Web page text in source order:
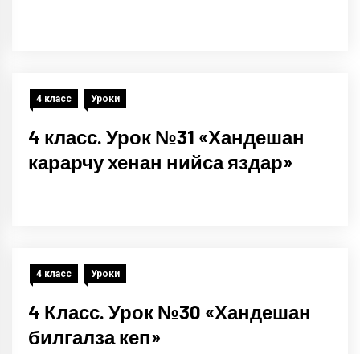
4 класс Уроки
4 класс. Урок №31 «Хандешан
карарчу хенан нийса яздар»
4 класс Уроки
4 Класс. Урок №30 «Хандешан
билгалза кеп»